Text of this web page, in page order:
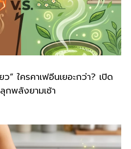
” ใครคาเฟอีนเยอะกว่า? เปิด
กพลังยามเช้า